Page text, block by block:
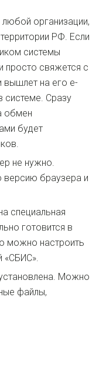
организации,
РФ. Если
системы
просто свяжется с
вышлет на его e-
системе. Сразу
обмен
будет
не нужно.
версию браузера и
специальная
готовится в
можно настроить
«СБИС».
Можно
файлы,